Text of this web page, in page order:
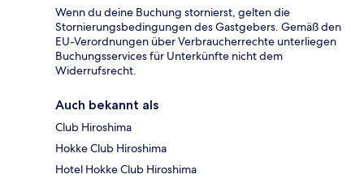
Wenn du deine Buchung stornierst, gelten die
Stornierungsbedingungen des Gastgebers. Gemäß den
EU-Verordnungen über Verbraucherrechte unterliegen
Buchungsservices für Unterkünfte nicht dem
Widerrufsrecht.
Auch bekannt als
Club Hiroshima
Hokke Club Hiroshima
Hotel Hokke Club Hiroshima